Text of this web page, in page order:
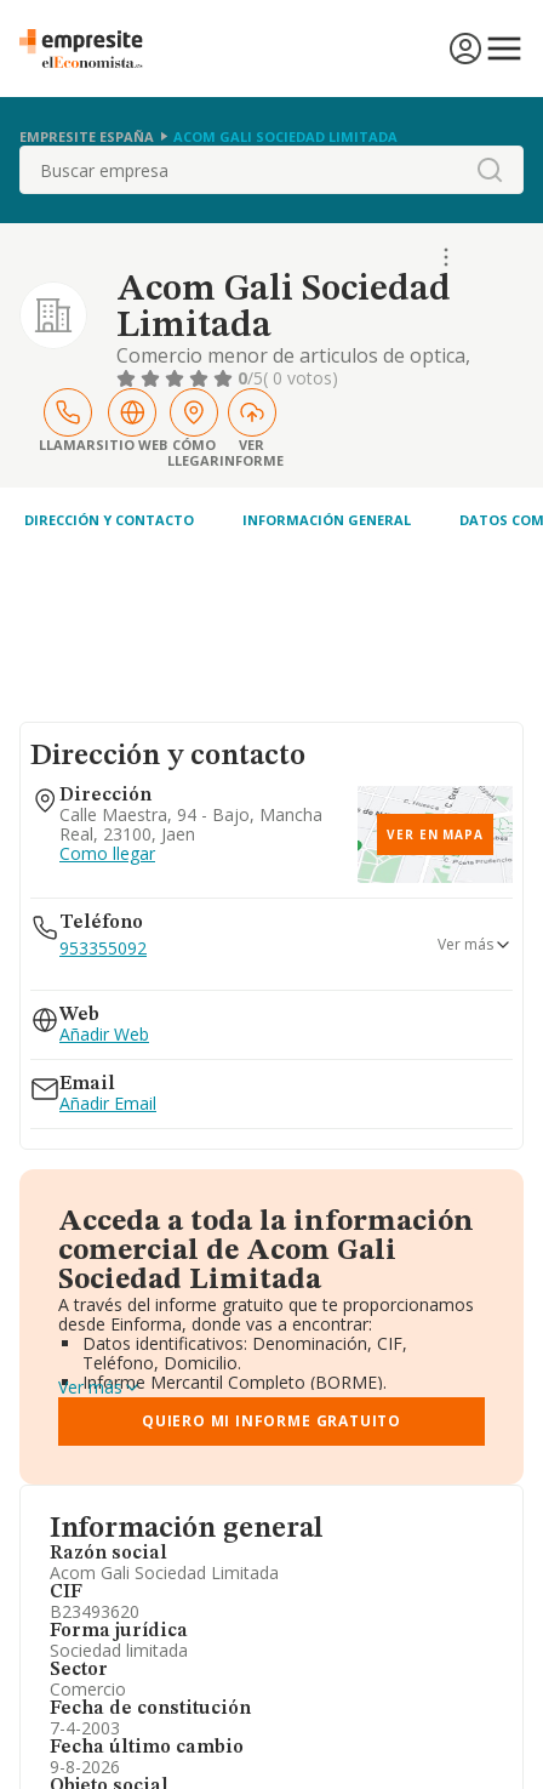
EMPRESITE ESPAÑA ACOM GALI SOCIEDAD LIMITADA
Buscar
Acom Gali Sociedad
Limitada
Comercio menor de articulos de optica,
productos dieteticos, homeopatia,
productos farmaceuticos, fitoterapia y
alimentacion
0/5( 0 votos)
LLAMARSITIO WEB CÓMO
LLEGAR
VER
INFORME
DIRECCIÓN Y CONTACTO INFORMACIÓN GENERAL DATOS
Información general
Razón social
Acom Gali Sociedad Limitada
CIF
B23493620
Forma jurídica
Sociedad limitada
Sector
Comercio
Fecha de constitución
7-4-2003
Fecha último cambio
9-8-2026
Dirección y contacto
Dirección
Calle Maestra, 94 - Bajo, Mancha
Real, 23100, Jaen
Como llegar
VER EN MAPA
Teléfono
953355092
962311001
953420327
Ver más
Web
Añadir Web
Email
Añadir Email
Acceda a toda la información
comercial de Acom Gali
Sociedad Limitada
A través del informe gratuito que te proporcionamos
desde Einforma, donde vas a encontrar:
Datos identificativos: Denominación, CIF,
Teléfono, Domicilio.
Informe Mercantil Completo (BORME).
Gráficos de Evolución Ventas y Empleados.
Consejo de Administración y Administradores.
Directivos y Ejecutivos.
Información oficial y registral complementaria.
Ver más
QUIERO MI INFORME GRATUITO